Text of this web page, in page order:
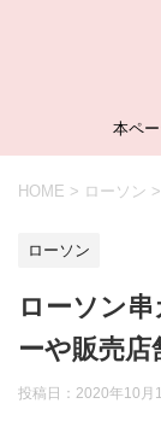
本ペ
HOME > ローソン >
ローソン
ローソン
ーや販売店
投稿日： 2020年10月